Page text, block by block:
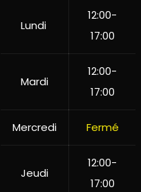
Lundi
12:00-
17:00
Mardi
12:00-
17:00
Mercredi Fermé
Jeudi
12:00-
17:00